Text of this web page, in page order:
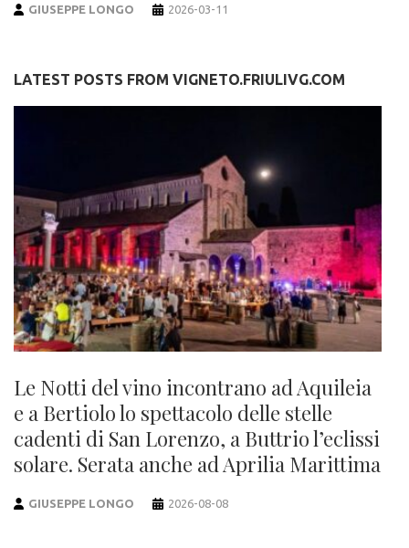
GIUSEPPE LONGO 2026-03-11
LATEST POSTS FROM VIGNETO.FRIULIVG.COM
Le Notti del vino incontrano ad Aquileia
e a Bertiolo lo spettacolo delle stelle
cadenti di San Lorenzo, a Buttrio l’eclissi
solare. Serata anche ad Aprilia Marittima
GIUSEPPE LONGO 2026-08-08